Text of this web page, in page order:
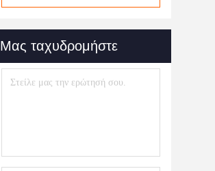
Μας ταχυδρομήστε